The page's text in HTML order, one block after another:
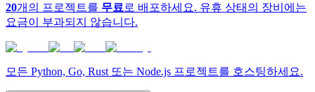
20개의 프로젝트를 무료 로 배포하세요. 유휴 상태의 장비에는
요금이 부과되지 않습니다.
모든 Python, Go, Rust 또는 Node.js 프로젝트를 호스팅하세요.